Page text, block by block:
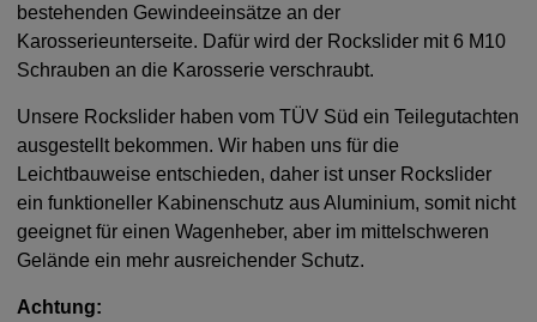
bestehenden Gewindeeinsätze an der
Karosserieunterseite. Dafür wird der Rockslider mit 6 M10
Schrauben an die Karosserie verschraubt.
Unsere Rockslider haben vom TÜV Süd ein Teilegutachten
ausgestellt bekommen. Wir haben uns für die
Leichtbauweise entschieden, daher ist unser Rockslider
ein funktioneller Kabinenschutz aus Aluminium, somit nicht
geeignet für einen Wagenheber, aber im mittelschweren
Gelände ein mehr ausreichender Schutz.
Achtung: